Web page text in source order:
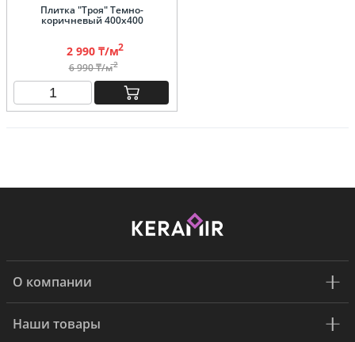
Плитка "Троя" Темно-
коричневый 400х400
2 990 ₸/м2
6 990 ₸/м2
О компании
Наши товары